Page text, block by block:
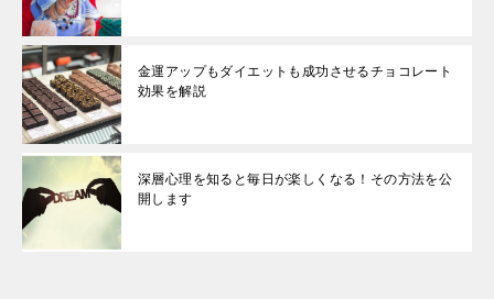
金運アップもダイエットも成功させるチョコレート
効果を解説
深層心理を知ると毎日が楽しくなる！その方法を公
開します